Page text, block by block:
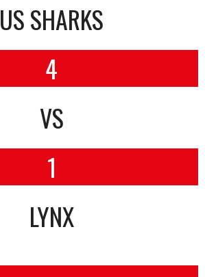
US SHARKS
4
VS
1
LYNX